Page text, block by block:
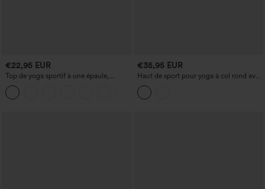
€22,95 EUR
Top de yoga sportif à une épaule,
manches courtes, ourlet arrondi haut-
bas, séchage rapide
€35,95 EUR
Haut de sport pour yoga à col rond avec
soutien-gorge intégré, manches courtes,
InstantCool, séchage rapide, UPF50+